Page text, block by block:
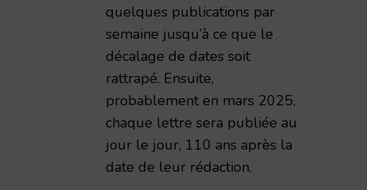
quelques publications par
semaine jusqu’à ce que le
décalage de dates soit
rattrapé. Ensuite,
probablement en mars 2025,
chaque lettre sera publiée au
jour le jour, 110 ans après la
date de leur rédaction.